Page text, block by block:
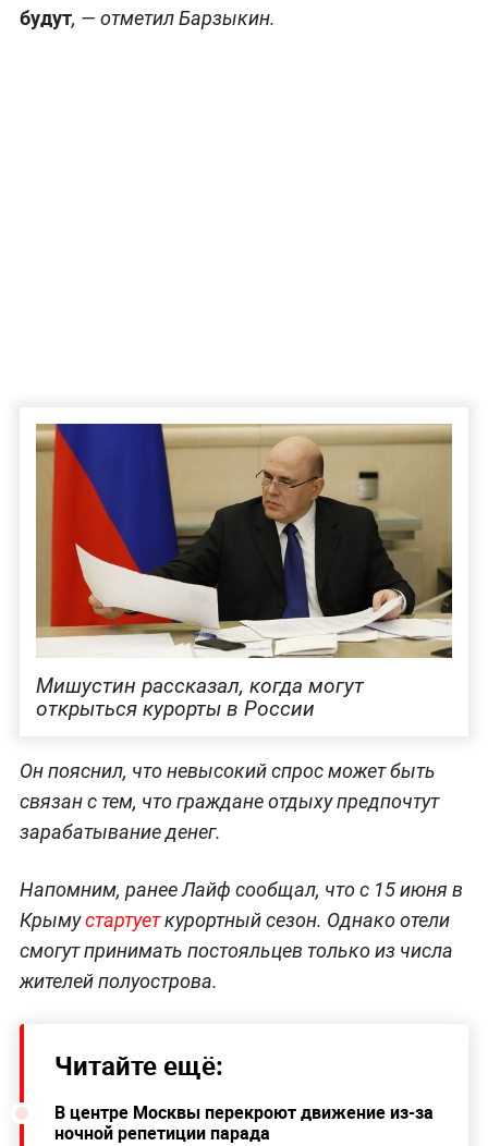
будут, — отметил Барзыкин.
Мишустин рассказал, когда могут
открыться курорты в России
Он пояснил, что невысокий спрос может быть
связан с тем, что граждане отдыху предпочтут
зарабатывание денег.
Напомним, ранее Лайф сообщал, что с 15 июня в
Крымустартуеткурортный сезон. Однако отели
смогут принимать постояльцев только из числа
жителей полуострова.
Читайте ещё:
В центре Москвы перекроют движение из-за
ночной репетиции парада